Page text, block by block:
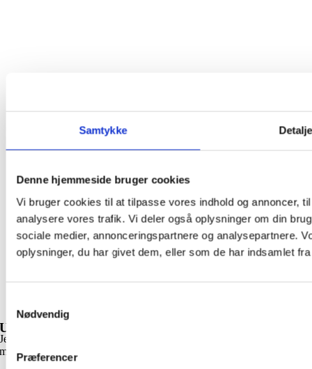
Samtykke
Denne hjemmeside bruger cookies
Vi bruger cookies til at tilpasse vores indhold og annoncer,
analysere vores trafik. Vi deler også oplysninger om din
sociale medier, annonceringspartnere og analysepartnere.
oplysninger, du har givet dem, eller som de har indsamlet
Nødvendig
Præferencer
Udfold liv
Jeg håber, at du her har fundet et lille rum, hvor du kunne mærke lidt
mere af dig selv.